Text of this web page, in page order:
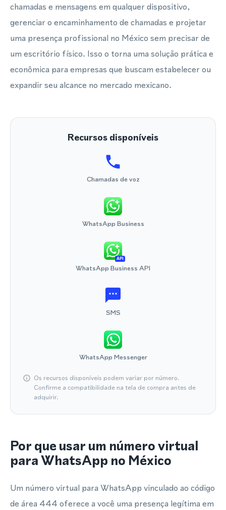
chamadas e mensagens em qualquer dispositivo,
gerenciar o encaminhamento de chamadas e projetar
uma presença profissional no México sem precisar de
um escritório físico. Isso o torna uma solução prática e
econômica para empresas que buscam estabelecer ou
expandir seu alcance no mercado mexicano.
Recursos disponíveis
Chamadas de voz
WhatsApp Business
API
WhatsApp Business API
SMS
WhatsApp Messenger
Os recursos disponíveis podem variar por número.
Confirme a compatibilidade na tela de compra antes de
adquirir.
Por que usar um número virtual
para WhatsApp no México
Um número virtual para WhatsApp vinculado ao código
de área 444 oferece a você uma presença legítima em